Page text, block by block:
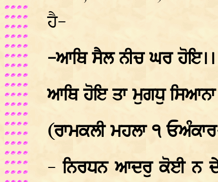
ਹੈ-
-ਆਥਿ ਸੈਲ ਨੀਚ ਘਰ ਹੋਇ।।
ਆਥਿ ਹੋਇ ਤਾ ਮੁਗਧੁ
(ਰਾਮਕਲੀ ਮਹਲਾ ੧
-ਨਿਰਧਨ ਆਦਰੁ ਕੋਈ ਨ